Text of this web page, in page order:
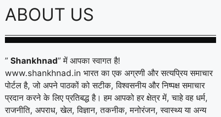
ABOUT US
” Shankhnad” में आपका स्वागत है!
www.shankhnad.in भारत का एक अग्रणी और सत्यप्रिय समाचार
पोर्टल है, जो अपने पाठकों को सटीक, विश्वसनीय और निष्पक्ष समाचार
प्रदान करने के लिए प्रतिबद्ध है। हम आपको हर क्षेत्र में, चाहे वह धर्म,
राजनीति, अपराध, खेल, विज्ञान, तकनीक, मनोरंजन, स्वास्थ्य या अन्य